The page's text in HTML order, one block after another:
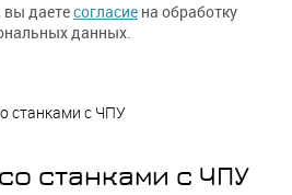
вы даетесогласие на обработку
данных.
станками с ЧПУ
станками с ЧПУ